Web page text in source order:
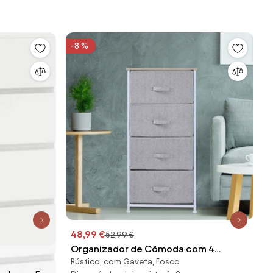
-8 %
48,99 €52,99 €
Organizador de Cômoda com 4
Gavetas organizador Armazenamento
Rústico, com Gaveta, Fosco